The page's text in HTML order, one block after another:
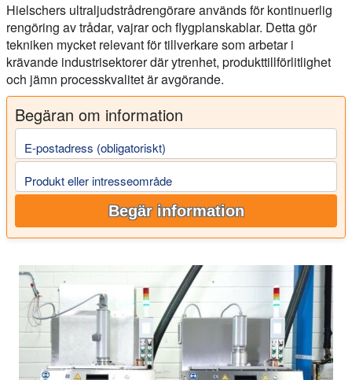
Hielschers ultraljudstrådrengörare används för kontinuerlig
rengöring av trådar, vajrar och flygplanskablar. Detta gör
tekniken mycket relevant för tillverkare som arbetar i
krävande industrisektorer där ytrenhet, produkttillförlitlighet
och jämn processkvalitet är avgörande.
Begäran om information
E-postadress (obligatoriskt)
Produkt eller intresseområde
Begär information